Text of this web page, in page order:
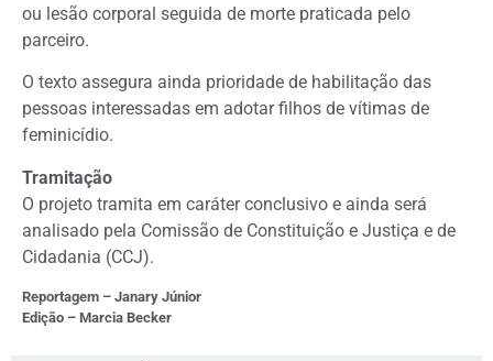
ou lesão corporal seguida de morte praticada pelo
parceiro.
O texto assegura ainda prioridade de habilitação das
pessoas interessadas em adotar filhos de vítimas de
feminicídio.
Tramitação
O projeto tramita em caráter conclusivo e ainda será
analisado pela Comissão de Constituição e Justiça e de
Cidadania (CCJ).
Reportagem – Janary Júnior
Edição – Marcia Becker